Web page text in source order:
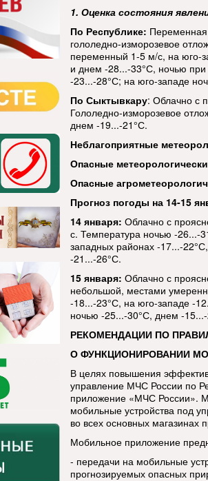
1. Оценка состояния
По Республике:
гололедно-изморозевое
переменный 1-5 м/с, на юго-
и днем -28...-33°С, ночью
-23...-28°С; на юго-западе
По Сыктывкару: Облачно с
Гололедно-изморозевое
днем -19...-21°С.
Неблагоприятные
Опасные
Опасные
Прогноз погоды на 14-15
14 января: Облачно с
с. Температура ночью -26...-
западных районах -17...-
-21...-26°С.
15 января: Облачно с
небольшой, местами
-18...-23°С, на юго-западе -
ночью -25...-30°С, днем -
РЕКОМЕНДАЦИИ ПО
О ФУНКЦИОНИРОВАНИИ
В целях повышения
управление МЧС России по
приложение «МЧС России».
мобильные устройства под
во всех основных магазинах
Мобильное приложение
- передачи на мобильные
прогнозируемых опасных